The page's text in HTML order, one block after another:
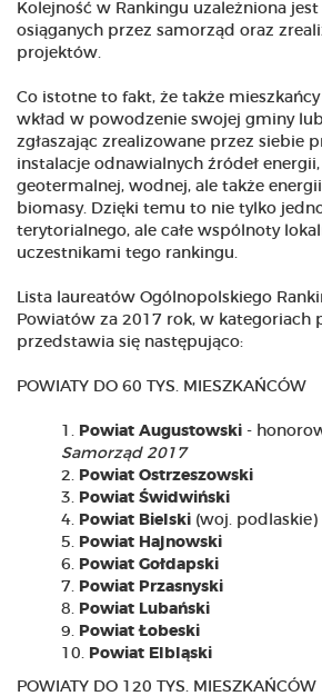
Kolejność w Rankingu uzależniona
osiąganych przez samorząd oraz
projektów.
Co istotne to fakt, że także
wkład w powodzenie swojej gminy
zgłaszając zrealizowane przez siebie
instalacje odnawialnych źródeł energii,
geotermalnej, wodnej, ale także
biomasy. Dzięki temu to nie tylko
terytorialnego, ale całe wspólnoty
uczestnikami tego rankingu.
Lista laureatów Ogólnopolskiego
Powiatów za 2017 rok, w kategoriach
przedstawia się następująco:
POWIATY DO 60 TYS. MIESZKAŃCÓW
Powiat Augustowski -
Samorząd 2017
Powiat Ostrzeszowski
Powiat Świdwiński
Powiat Bielski (woj. podlaskie)
Powiat Hajnowski
Powiat Gołdapski
Powiat Przasnyski
Powiat Lubański
Powiat Łobeski
Powiat Elbląski
POWIATY DO 120 TYS. MIESZKAŃCÓW